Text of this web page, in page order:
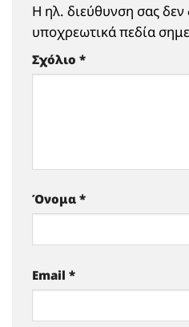
Η ηλ. διεύθυνση σας δεν
υποχρεωτικά πεδία
Σχόλιο *
Όνομα *
Email *